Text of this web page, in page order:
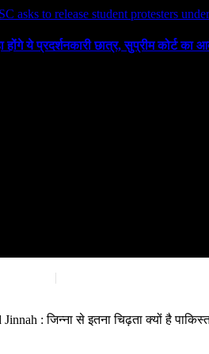
होंगे ये प्रदर्शनकारी छात्र, सुप्रीम कोर्ट का
|
: जिन्ना से इतना चिढ़ता क्यों है